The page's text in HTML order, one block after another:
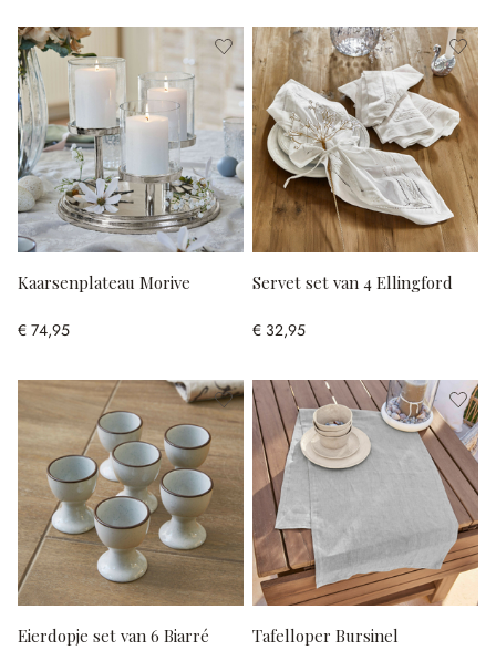
Kaarsenplateau Morive
€ 74,95
Servet set van 4 Ellingford
€ 32,95
Eierdopje set van 6 Biarré Tafelloper Bursinel